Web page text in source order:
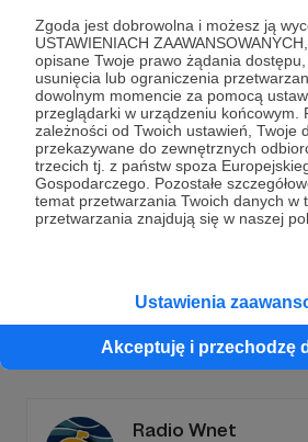
Zgoda jest dobrowolna i możesz ją
USTAWIENIACH
opisane Twoje prawo żądania dostępu,
usunięcia lub ograniczenia
dowolnym momencie za pomocą
przeglądarki w urządzeniu końcowym.
zależności od Twoich ustawień, Twoje
przekazywane do zewnętrznych
trzecich tj. z państw spoza
Gospodarczego. Pozostałe
temat przetwarzania Twoich danych w
przetwarzania znajdują się w naszej
Ustawienia
Akceptuję i przechodzę
Dołącz do grona
Wesprzyj działalność Autora
teraz!
Zostań
Promowani autorzy
Radio Wnet